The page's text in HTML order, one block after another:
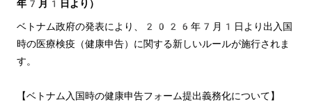
年7月1日より）
ベトナム政府の発表により、2026年7月1日より出入国
時の医療検疫（健康申告）に関する新しいルールが施行されま
す。
【ベトナム入国時の健康申告フォーム提出義務化について】